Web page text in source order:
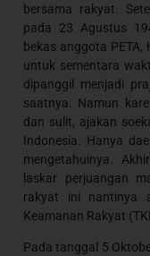
bersama rakyat.
pada 23 Agustus
bekas anggota PETA,
untuk sementara
dipanggil menjadi
saatnya. Namun
dan sulit, ajakan
Indonesia. Hanya
mengetahuinya.
laskar perjuangan
rakyat ini nantinya
Keamanan Rakyat
Pada tanggal 5